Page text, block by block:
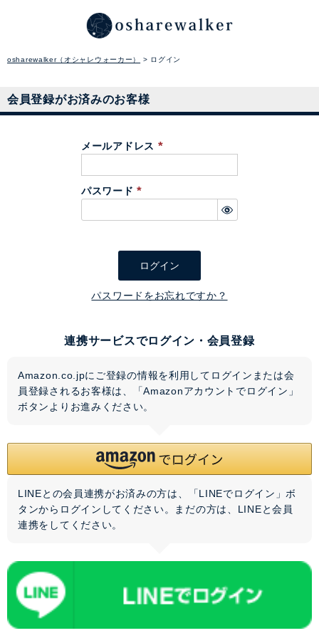
osharewalker（オシャレウォーカー） ログイン
会員登録がお済みのお客様
メールアドレス
必
パスワード
必
ログイン
パスワードをお忘れですか？
連携サービスでログイン・会員登録
Amazon.co.jpにご登録の情報を利用してログインまたは会
員登録されるお客様は、「Amazonアカウントでログイン」
ボタンよりお進みください。
LINEとの会員連携がお済みの方は、「LINEでログイン」ボ
タンからログインしてください。まだの方は、 LINEと会員
連携をしてください。